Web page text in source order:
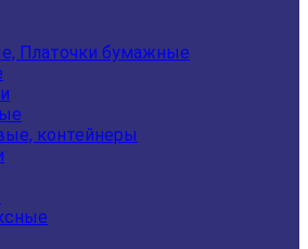
Платочки бумажные
контейнеры